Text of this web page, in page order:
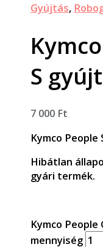
Gyújtás,
S
7 000 Ft
Kymco
Hibátlan
gyári termék.
Kymco
mennyiség